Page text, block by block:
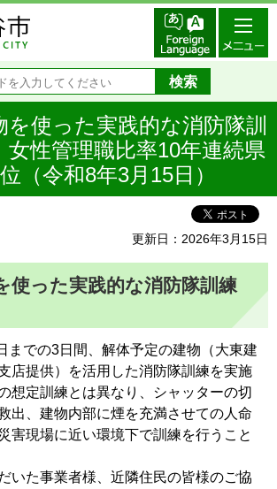
を使った実践的な消防隊訓
女性管理職比率10年連続県
（令和8年3月15日）
更新日：2026年3月15日
使った実践的な消防隊訓練
までの3日間、解体予定の建物（大東建
店提供）を活用した消防隊訓練を実施
想定訓練とは異なり、シャッターの切
出、建物内部に煙を充満させての人命
害現場に近い環境下で訓練を行うこと
いた事業者様、近隣住民の皆様のご協